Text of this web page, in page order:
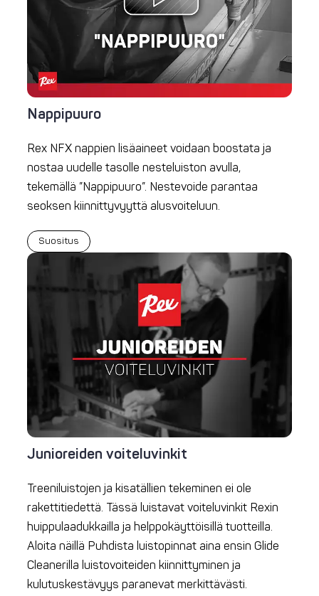
Nappipuuro
Rex NFX nappien lisäaineet voidaan boostata ja
nostaa uudelle tasolle nesteluiston avulla,
tekemällä ”Nappipuuro”. Nestevoide parantaa
seoksen kiinnittyvyyttä alusvoiteluun.
Suositus
Junioreiden voiteluvinkit
Treeniluistojen ja kisatällien tekeminen ei ole
rakettitiedettä. Tässä luistavat voiteluvinkit Rexin
huippulaadukkailla ja helppokäyttöisillä tuotteilla.
Aloita näillä Puhdista luistopinnat aina ensin Glide
Cleanerilla luistovoiteiden kiinnittyminen ja
kulutuskestävyys paranevat merkittävästi.